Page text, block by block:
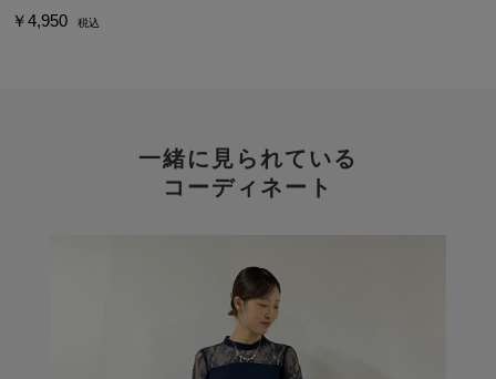
￥4,950 税込
一緒に見られている
コーディネート